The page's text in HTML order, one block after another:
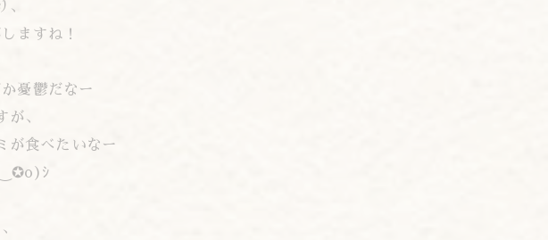
、
ますね！
憂鬱だなー
が、
が食べたいなー
ｼ